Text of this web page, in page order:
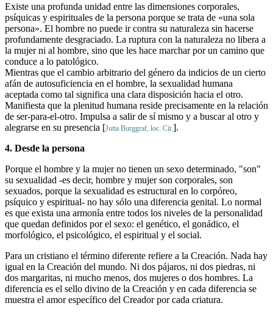
Existe una profunda unidad entre las dimensiones corporales,
psíquicas y espirituales de la persona porque se trata de «una sola
persona». El hombre no puede ir contra su naturaleza sin hacerse
profundamente desgraciado. La ruptura con la naturaleza no libera a
la mujer ni al hombre, sino que les hace marchar por un camino que
conduce a lo patológico.
Mientras que el cambio arbitrario del género da indicios de un cierto
afán de autosuficiencia en el hombre, la sexualidad humana
aceptada como tal significa una clara disposición hacia el otro.
Manifiesta que la plenitud humana reside precisamente en la relación
de ser-para-el-otro. Impulsa a salir de sí mismo y a buscar al otro y
alegrarse en su presencia [Jutta Burggraf, loc. Cit. ].
4. Desde la persona
Porque el hombre y la mujer no tienen un sexo determinado, "son"
su sexualidad -es decir, hombre y mujer son corporales, son
sexuados, porque la sexualidad es estructural en lo corpóreo,
psíquico y espiritual- no hay sólo una diferencia genital. Lo normal
es que exista una armonía entre todos los niveles de la personalidad
que quedan definidos por el sexo: el genético, el gonádico, el
morfológico, el psicológico, el espiritual y el social.
Para un cristiano el término diferente refiere a la Creación. Nada hay
igual en la Creación del mundo. Ni dos pájaros, ni dos piedras, ni
dos margaritas, ni mucho menos, dos mujeres o dos hombres. La
diferencia es el sello divino de la Creación y en cada diferencia se
muestra el amor específico del Creador por cada criatura.